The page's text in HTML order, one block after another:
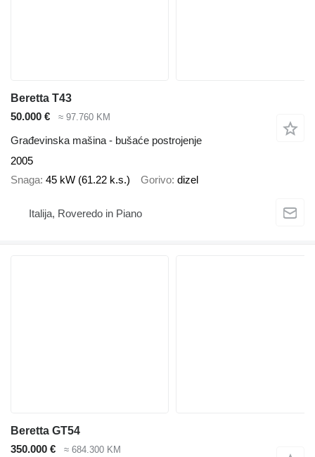
Beretta T43
50.000 €
≈ 97.760 KM
Građevinska mašina - bušaće postrojenje
2005
Snaga 45 kW (61.22 k.s.) Gorivo dizel
Italija, Roveredo in Piano
Beretta GT54
350.000 €
≈ 684.300 KM